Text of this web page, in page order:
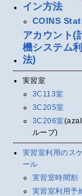
イン方法
COINS
アカウント(
機システム
法)
実習室
3C113室
3C205室
3C206室
ループ)
実習室利用のス
ール
実習室時間割
実習室利用予